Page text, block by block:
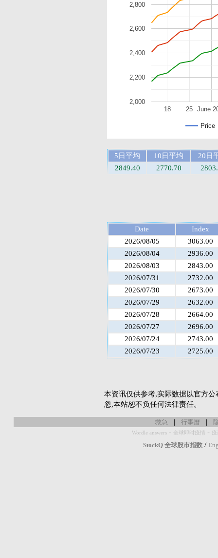
Price
June
18 25
2,000
2,200
2,400
2,600
2,800
5日平均 10日平均
20日
2849.40
2770.70
Date
Index
2026/08/05
3063.00
2026/08/04
2936.00
2026/08/03
2843.00
2026/07/31
2732.00
2026/07/30
2673.00
2026/07/29
2632.00
2026/07/28
2664.00
2026/07/27
2696.00
2026/07/24
2743.00
2026/07/23
2725.00
本资讯仅供参考,实际数据以官方
忽,本站恕不负任何法律责任。
救急 | 行事曆 |
Wordle answers - 全球即时疫情 -
StockQ 全球股市指数 /